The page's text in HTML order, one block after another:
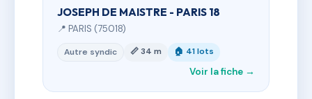
JOSEPH DE MAISTRE - PARIS 18
📍 PARIS (75018)
Autre syndic 📏 34 m 🏠 41 lots
Voir la fiche →